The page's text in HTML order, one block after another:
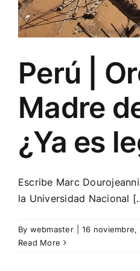
Perú |
Madre
¿Ya es
Escribe Marc
la Universidad Nacional
By webmaster 16 noviembre,
Read More